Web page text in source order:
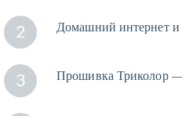
2 Домашний интернет и
3 Прошивка Триколор —